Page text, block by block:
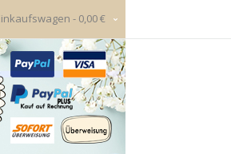
- 0,00 €